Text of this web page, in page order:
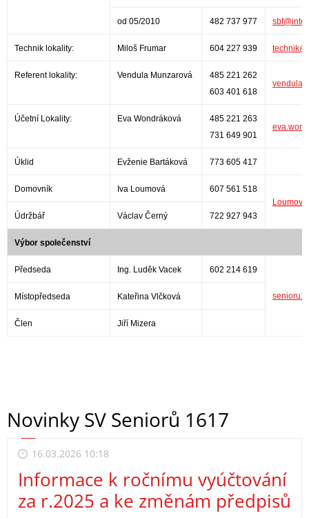
od 05/2010 482 737 977
Technik lokality: Miloš Frumar 604 227 939
Referent lokality: Vendula Munzarová
485 221 262
603 401 618
Účetní Lokality: Eva Wondráková
485 221 263
731 649 901
Úklid Evženie Bartáková 773 605 417
Domovník Iva Loumová
607 561 518
Údržbář
Václav Černý 722 927 943
Výbor společenství
Předseda Ing. Luděk Vacek 602 214 619
Místopředseda Kateřina Vlčková
Člen Jiří Mizera
Novinky SV Seniorů 1617
16.03.2026 10:18
Informace k ročnímu vyúčtování
za r.2025 a ke změnám předpisů